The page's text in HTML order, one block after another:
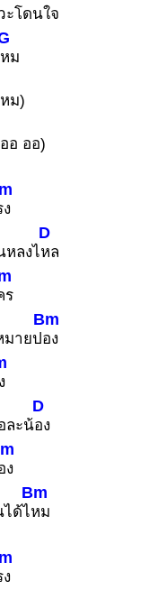
ะโดนใจ
หม
ม)
อ ออ)
ง
หลงไ
D
หล
ร
มายป
Bm
อง
ละน้
D
อง
ง
ด้ไ
Bm
หม
ง